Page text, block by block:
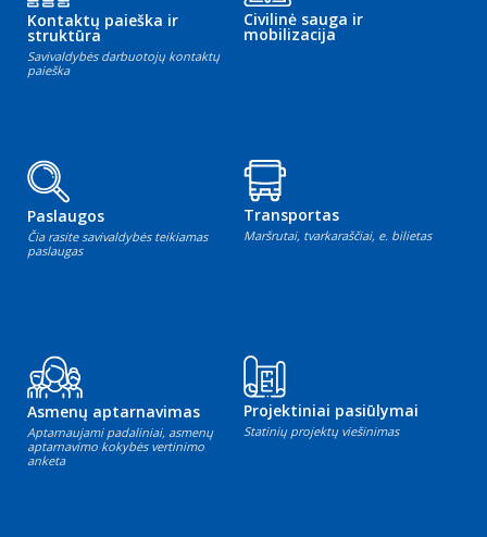
Kontaktų paieška ir
struktūra
Savivaldybės darbuotojų kontaktų
paieška
Civilinė sauga ir
mobilizacija
Paslaugos
Čia rasite savivaldybės teikiamas
paslaugas
Transportas
Maršrutai, tvarkaraščiai, e. bilietas
Asmenų aptarnavimas
Aptarnaujami padaliniai, asmenų
aptarnavimo kokybės vertinimo
anketa
Projektiniai pasiūlymai
Statinių projektų viešinimas